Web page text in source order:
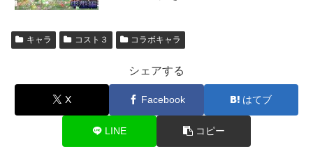
キャラ コスト３ コラボキャラ
シェアする
X Facebook はてブ
LINE コピー